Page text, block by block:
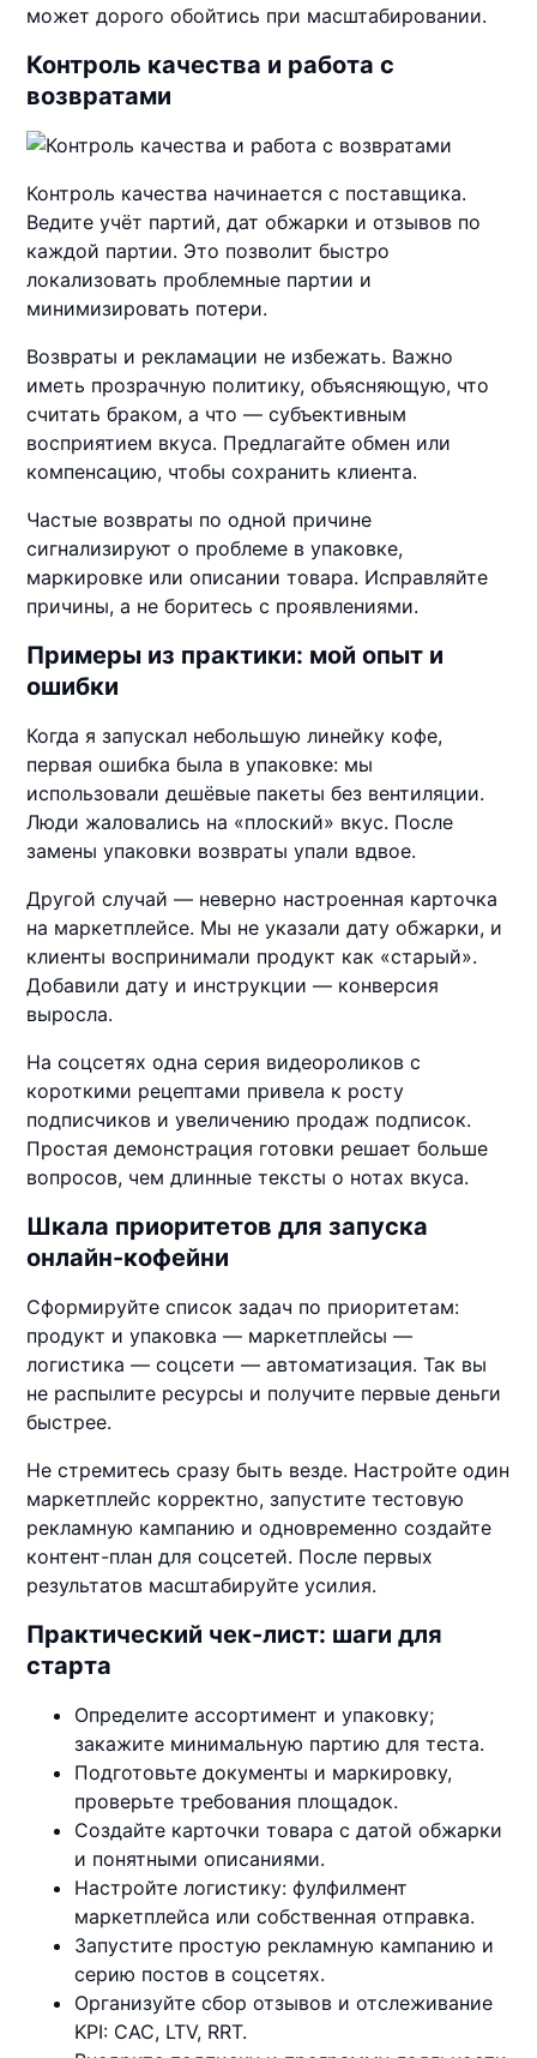
может дорого обойтись при масштабировании.
Контроль качества и работа с
возвратами
Контроль качества начинается с поставщика.
Ведите учёт партий, дат обжарки и отзывов по
каждой партии. Это позволит быстро
локализовать проблемные партии и
минимизировать потери.
Возвраты и рекламации не избежать. Важно
иметь прозрачную политику, объясняющую, что
считать браком, а что — субъективным
восприятием вкуса. Предлагайте обмен или
компенсацию, чтобы сохранить клиента.
Частые возвраты по одной причине
сигнализируют о проблеме в упаковке,
маркировке или описании товара. Исправляйте
причины, а не боритесь с проявлениями.
Примеры из практики: мой опыт и
ошибки
Когда я запускал небольшую линейку кофе,
первая ошибка была в упаковке: мы
использовали дешёвые пакеты без вентиляции.
Люди жаловались на «плоский» вкус. После
замены упаковки возвраты упали вдвое.
Другой случай — неверно настроенная карточка
на маркетплейсе. Мы не указали дату обжарки, и
клиенты воспринимали продукт как «старый».
Добавили дату и инструкции — конверсия
выросла.
На соцсетях одна серия видеороликов с
короткими рецептами привела к росту
подписчиков и увеличению продаж подписок.
Простая демонстрация готовки решает больше
вопросов, чем длинные тексты о нотах вкуса.
Шкала приоритетов для запуска
онлайн-кофейни
Сформируйте список задач по приоритетам:
продукт и упаковка — маркетплейсы —
логистика — соцсети — автоматизация. Так вы
не распылите ресурсы и получите первые деньги
быстрее.
Не стремитесь сразу быть везде. Настройте один
маркетплейс корректно, запустите тестовую
рекламную кампанию и одновременно создайте
контент-план для соцсетей. После первых
результатов масштабируйте усилия.
Практический чек-лист: шаги для
старта
Определите ассортимент и упаковку;
закажите минимальную партию для теста.
Подготовьте документы и маркировку,
проверьте требования площадок.
Создайте карточки товара с датой обжарки
и понятными описаниями.
Настройте логистику: фулфилмент
маркетплейса или собственная отправка.
Запустите простую рекламную кампанию и
серию постов в соцсетях.
Организуйте сбор отзывов и отслеживание
KPI: CAC, LTV, RRT.